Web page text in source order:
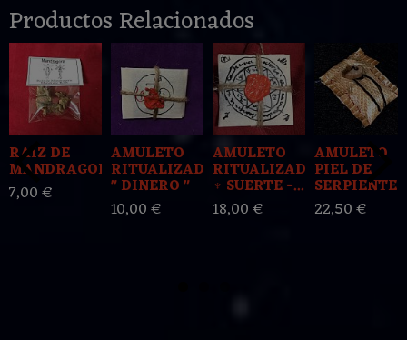
Productos Relacionados
RAIZ DE
MANDRAGORA
7,00 €
AMULETO
RITUALIZADO
" DINERO "
10,00 €
AMULETO
RITUALIZADO
♆ SUERTE -...
18,00 €
AMULETO
PIEL DE
SERPIENTE
22,50 €